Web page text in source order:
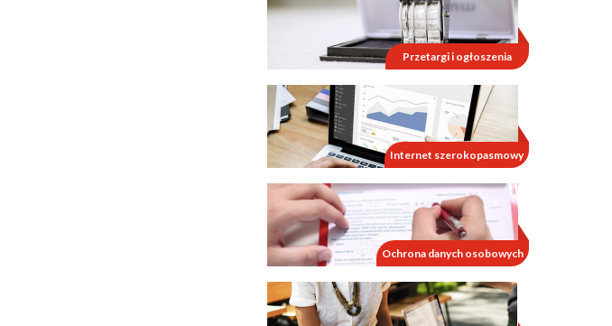
Przetargi i ogłoszenia
Internet szerokopasmowy
Ochrona danych osobowych